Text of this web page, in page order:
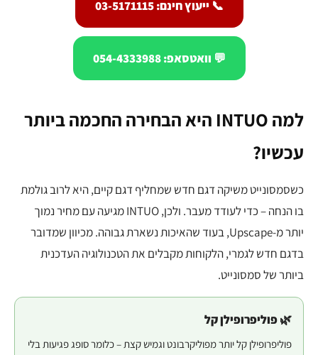
📞 ייעוץ חינם: 03-5171115
💬 וואטסאפ: 054-4333988
למה INTUO היא הבחירה החכמה ביותר
עכשיו?
כשסמסונייט משיקה דגם חדש שמחליף דגם קיים, היא לרוב גולמת
בו הנחה – כדי לעודד מעבר. ולכן, INTUO מגיעה עם מחיר נמוך
יותר מ-Upscape, בעוד שהאיכות נשארת גבוהה. מכיוון שמדובר
בדגם חדש לגמרי, הלקוחות מקבלים את הטכנולוגיה העדכנית
ביותר של סמסונייט.
🌿 פוליפרופילן קל
פוליפרופילן קל יותר מפוליקרבונט וגמיש קצת – כלומר סופג פגיעות בלי